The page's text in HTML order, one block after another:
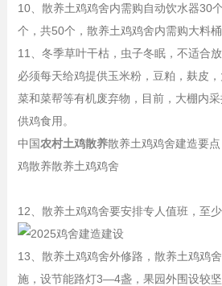
10、散养土鸡鸡舍内需购自动饮水器30
个，共50个，散养土鸡鸡舍内需购大料桶
11、冬季草叶干枯，虫子冬眠，不适合
必须每天给鸡提供玉米粉，豆粕，麸皮
菜和菜帮等有机废弃物，目前，大棚内
供鸡食用。
中国农村土鸡散养散养土鸡鸡舍建造要
鸡散养散养土鸡鸡舍
12、散养土鸡鸡舍要安排专人值班，至
13、散养土鸡鸡舍外修路，散养土鸡鸡
施，设节能路灯3—4盏，果园外围设较